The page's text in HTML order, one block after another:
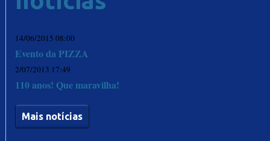
14/06/2015 08:00
Evento da PIZZA
2/07/2013 17:49
110 anos! Que maravilha!
Mais notícias